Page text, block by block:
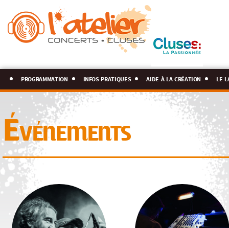
programmation infos pratiques aide à la création le
Événements